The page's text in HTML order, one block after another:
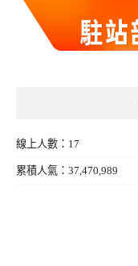
線上人數：17
累積人氣：37,470,989